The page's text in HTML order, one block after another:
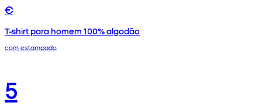
€
T-shirt para homem 100% algodão
com estampado
5